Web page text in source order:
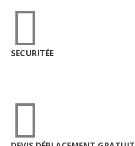

SECURITÉE
